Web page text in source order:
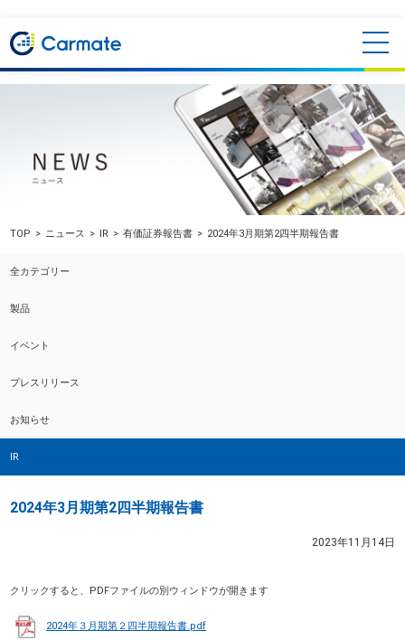
TOP ニュース IR 有価証券報告書 2024年3月期第2四半期報告書
全カテゴリー
製品
イベント
プレスリリース
お知らせ
IR
2024年3月期第2四半期報告書
2023年11月14日
クリックすると、PDFファイルの別ウィンドウが開きます
2024年３月期第２四半期報告書.pdf